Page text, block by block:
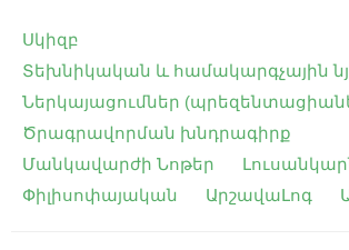
Սկիզբ
Տեխնիկական և համակարգչային
Ներկայացումներ
Ծրագրավորման խնդրագիրք
Մանկավարժի Նոթեր
Փիլիսոփայական
ԱրշավաԼոգ